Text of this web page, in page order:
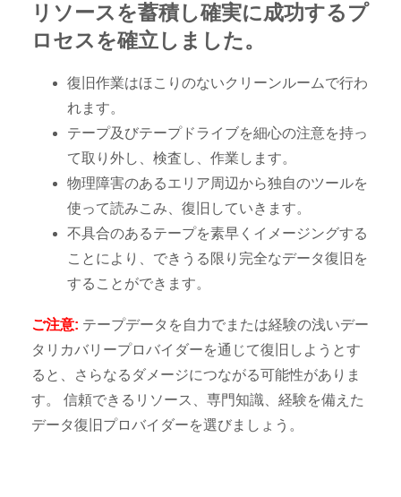
リソースを蓄積し確実に成功するプ
ロセスを確立しました。
復旧作業はほこりのないクリーンルームで行わ
れます。
テープ及びテープドライブを細心の注意を持っ
て取り外し、検査し、作業します。
物理障害のあるエリア周辺から独自のツールを
使って読みこみ、復旧していきます。
不具合のあるテープを素早くイメージングする
ことにより、できうる限り完全なデータ復旧を
することができます。
ご注意: テープデータを自力でまたは経験の浅いデー
タリカバリープロバイダーを通じて復旧しようとす
ると、さらなるダメージにつながる可能性がありま
す。 信頼できるリソース、専門知識、経験を備えた
データ復旧プロバイダーを選びましょう。